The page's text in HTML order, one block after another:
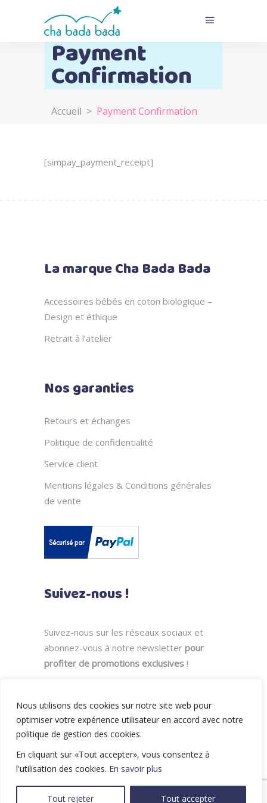
Nous utilisons des cookies sur notre site web pour
optimiser votre expérience utilisateur en accord avec notre
politique de gestion des cookies.
En cliquant sur «Tout accepter», vous consentez à
l'utilisation des cookies. En savoir plus
Tout rejeter Tout accepter
Payment
Confirmation
Accueil > Payment Confirmation
[simpay_payment_receipt]
La marque Cha Bada Bada
Accessoires bébés en coton biologique –
Design et éthique
Retrait à l’atelier
Nos garanties
Retours et échanges
Politique de confidentialité
Service client
Mentions légales & Conditions générales
de vente
Suivez-nous !
Suivez-nous sur les réseaux sociaux et
abonnez-vous à notre newsletter pour
profiter de promotions exclusives !
chabadabada.eu © 2019 - 2024. Tous